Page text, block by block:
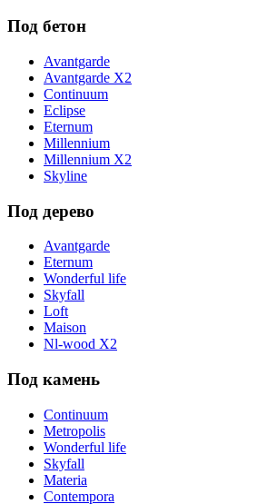
Под бетон
Avantgarde
Avantgarde X2
Continuum
Eclipse
Eternum
Millennium
Millennium X2
Skyline
Под дерево
Avantgarde
Eternum
Wonderful life
Skyfall
Loft
Maison
Nl-wood X2
Под камень
Continuum
Metropolis
Wonderful life
Skyfall
Materia
Contempora